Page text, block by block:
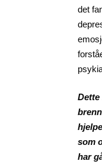
det
som
har